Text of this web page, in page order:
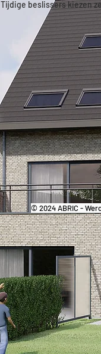
Tijdige beslissers kiezen
© 2024 ABRIC -